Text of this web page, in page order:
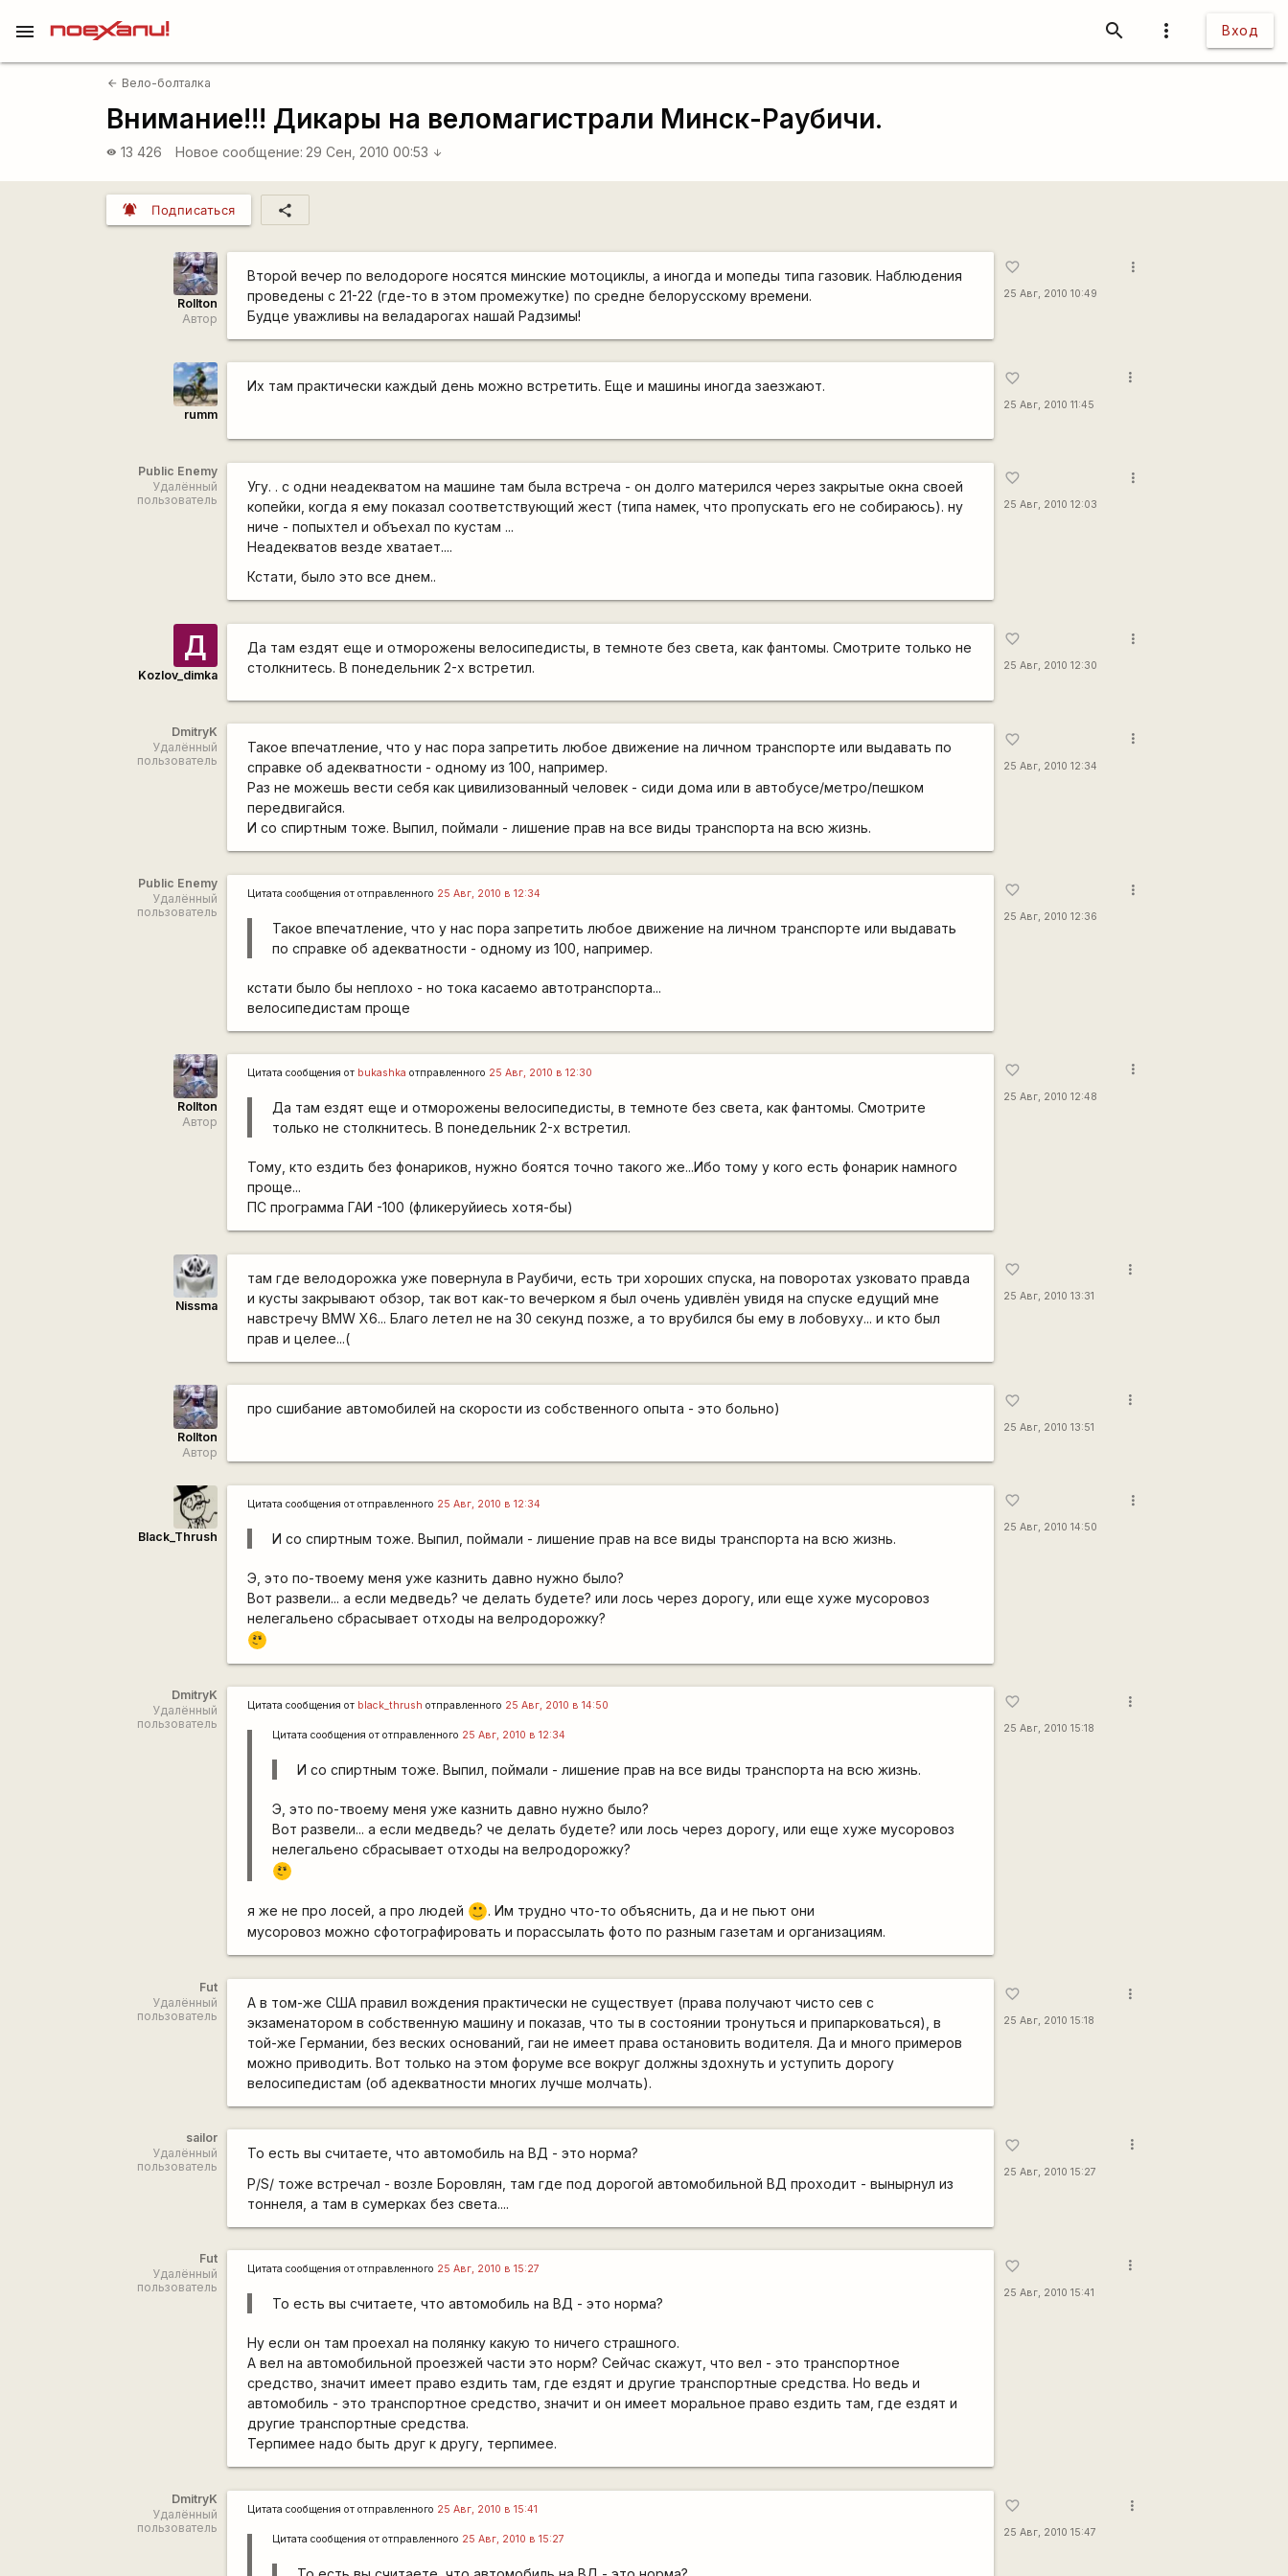
more_vert Вход
search
menu
arrow_back Вело-болталка
Внимание!!! Дикары на веломагистрали Минск-Раубичи.
visibility 13 426 Новое сообщение: 29 Сен, 2010 00:53 arrow_downward
notifications_active Подписаться share
Rollton
Автор
Второй вечер по велодороге носятся минские мотоциклы, а иногда и мопеды типа газовик. Наблюдения
проведены с 21-22 (где-то в этом промежутке) по средне белорусскому времени.
Будце уважливы на веладарогах нашай Радзимы!
favorite_border
25 Авг, 2010 10:49
more_vert
rumm
Их там практически каждый день можно встретить. Еще и машины иногда заезжают.
favorite_border
25 Авг, 2010 11:45
more_vert
Public Enemy
Удалённый
пользователь
Угу. . с одни неадекватом на машине там была встреча - он долго матерился через закрытые окна своей
копейки, когда я ему показал соответствующий жест (типа намек, что пропускать его не собираюсь). ну
ниче - попыхтел и объехал по кустам ...
Неадекватов везде хватает....
Кстати, было это все днем..
favorite_border
25 Авг, 2010 12:03
more_vert
Д
Kozlov_dimka
Да там ездят еще и отморожены велосипедисты, в темноте без света, как фантомы. Смотрите только не
столкнитесь. В понедельник 2-х встретил.
favorite_border
25 Авг, 2010 12:30
more_vert
DmitryK
Удалённый
пользователь
Такое впечатление, что у нас пора запретить любое движение на личном транспорте или выдавать по
справке об адекватности - одному из 100, например.
Раз не можешь вести себя как цивилизованный человек - сиди дома или в автобусе/метро/пешком
передвигайся.
И со спиртным тоже. Выпил, поймали - лишение прав на все виды транспорта на всю жизнь.
favorite_border
25 Авг, 2010 12:34
more_vert
Public Enemy
Удалённый
пользователь
Цитата сообщения ототправленного 25 Авг, 2010 в 12:34
Такое впечатление, что у нас пора запретить любое движение на личном транспорте или выдавать
по справке об адекватности - одному из 100, например.
кстати было бы неплохо - но тока касаемо автотранспорта...
велосипедистам проще
favorite_border
25 Авг, 2010 12:36
more_vert
Rollton
Автор
Цитата сообщения от bukashka отправленного 25 Авг, 2010 в 12:30
Да там ездят еще и отморожены велосипедисты, в темноте без света, как фантомы. Смотрите
только не столкнитесь. В понедельник 2-х встретил.
Тому, кто ездить без фонариков, нужно боятся точно такого же...Ибо тому у кого есть фонарик намного
проще...
ПС программа ГАИ -100 (фликеруйиесь хотя-бы)
favorite_border
25 Авг, 2010 12:48
more_vert
Nissma
там где велодорожка уже повернула в Раубичи, есть три хороших спуска, на поворотах узковато правда
и кусты закрывают обзор, так вот как-то вечерком я был очень удивлён увидя на спуске едущий мне
навстречу BMW X6... Благо летел не на 30 секунд позже, а то врубился бы ему в лобовуху... и кто был
прав и целее...(
favorite_border
25 Авг, 2010 13:31
more_vert
Rollton
Автор
про сшибание автомобилей на скорости из собственного опыта - это больно)
favorite_border
25 Авг, 2010 13:51
more_vert
Black_Thrush
Цитата сообщения ототправленного 25 Авг, 2010 в 12:34
И со спиртным тоже. Выпил, поймали - лишение прав на все виды транспорта на всю жизнь.
Э, это по-твоему меня уже казнить давно нужно было?
Вот развели... а если медведь? че делать будете? или лось через дорогу, или еще хуже мусоровоз
нелегальено сбрасывает отходы на велродорожку?
\m
/
favorite_border
25 Авг, 2010 14:50
more_vert
DmitryK
Удалённый
пользователь
Цитата сообщения от black_thrush отправленного 25 Авг, 2010 в 14:50
Цитата сообщения ототправленного 25 Авг, 2010 в 12:34
И со спиртным тоже. Выпил, поймали - лишение прав на все виды транспорта на всю жизнь.
Э, это по-твоему меня уже казнить давно нужно было?
Вот развели... а если медведь? че делать будете? или лось через дорогу, или еще хуже мусоровоз
нелегальено сбрасывает отходы на велродорожку?
\m
/
я же не про лосей, а про людей
:) . Им трудно что-то объяснить, да и не пьют они
мусоровоз можно сфотографировать и порассылать фото по разным газетам и организациям.
favorite_border
25 Авг, 2010 15:18
more_vert
Fut
Удалённый
пользователь
А в том-же США правил вождения практически не существует (права получают чисто сев с
экзаменатором в собственную машину и показав, что ты в состоянии тронуться и припарковаться), в
той-же Германии, без веских оснований, гаи не имеет права остановить водителя. Да и много примеров
можно приводить. Вот только на этом форуме все вокруг должны здохнуть и уступить дорогу
велосипедистам (об адекватности многих лучше молчать).
favorite_border
25 Авг, 2010 15:18
more_vert
sailor
Удалённый
пользователь
То есть вы считаете, что автомобиль на ВД - это норма?
P/S/ тоже встречал - возле Боровлян, там где под дорогой автомобильной ВД проходит - вынырнул из
тоннеля, а там в сумерках без света....
favorite_border
25 Авг, 2010 15:27
more_vert
Fut
Удалённый
пользователь
Цитата сообщения ототправленного 25 Авг, 2010 в 15:27
То есть вы считаете, что автомобиль на ВД - это норма?
Ну если он там проехал на полянку какую то ничего страшного.
А вел на автомобильной проезжей части это норм? Сейчас скажут, что вел - это транспортное
средство, значит имеет право ездить там, где ездят и другие транспортные средства. Но ведь и
автомобиль - это транспортное средство, значит и он имеет моральное право ездить там, где ездят и
другие транспортные средства.
Терпимее надо быть друг к другу, терпимее.
favorite_border
25 Авг, 2010 15:41
more_vert
DmitryK
Удалённый
пользователь
Цитата сообщения ототправленного 25 Авг, 2010 в 15:41
Цитата сообщения ототправленного 25 Авг, 2010 в 15:27
favorite_border
25 Авг, 2010 15:47
more_vert